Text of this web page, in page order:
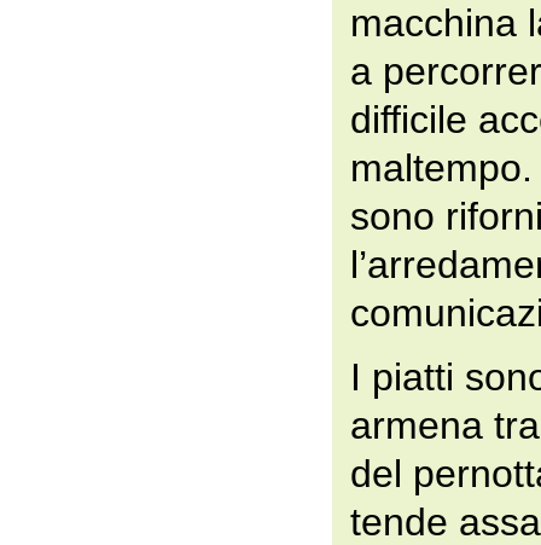
macchina
a
difficile
sono
I piatti
armena
del
tende